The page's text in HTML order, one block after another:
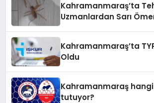
Kahramanmaraş’ta
Uzmanlardan Sarı
Kahramanmaraş’ta
Oldu
Kahramanmaraş hangi
tutuyor?